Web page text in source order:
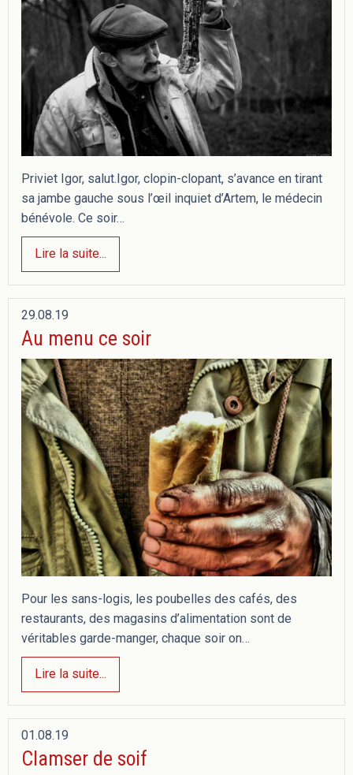
Priviet Igor, salut.Igor, clopin-clopant, s’avance en tirant
sa jambe gauche sous l’œil inquiet d’Artem, le médecin
bénévole. Ce soir…
Lire la suite...
29.08.19
Au menu ce soir
Pour les sans-logis, les poubelles des cafés, des
restaurants, des magasins d’alimentation sont de
véritables garde-manger, chaque soir on…
Lire la suite...
01.08.19
Clamser de soif